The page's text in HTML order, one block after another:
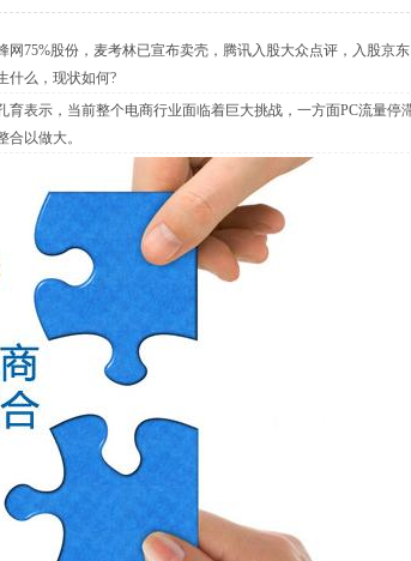
75%股份，麦考林已宣布卖壳，腾讯入股大众点评，入股京
什么，现状如何?
表示，当前整个电商行业面临着巨大挑战，一方面PC流量停
以做大。